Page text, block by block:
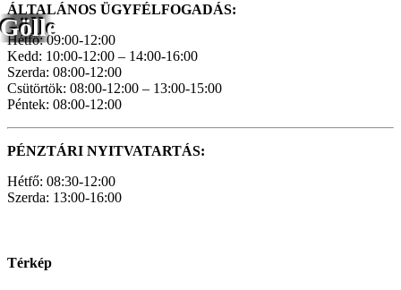
Gölle
ÁLTALÁNOS ÜGYFÉLFOGADÁS:
Hétfő: 09:00-12:00
Kedd: 10:00-12:00 – 14:00-16:00
Szerda: 08:00-12:00
Csütörtök: 08:00-12:00 – 13:00-15:00
Péntek: 08:00-12:00
PÉNZTÁRI NYITVATARTÁS:
Hétfő: 08:30-12:00
Szerda: 13:00-16:00
Térkép